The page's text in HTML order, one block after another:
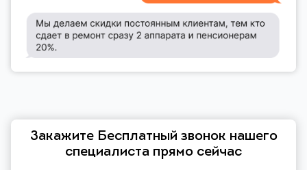
Закажите Бесплатный звонок нашего
специалиста прямо сейчас